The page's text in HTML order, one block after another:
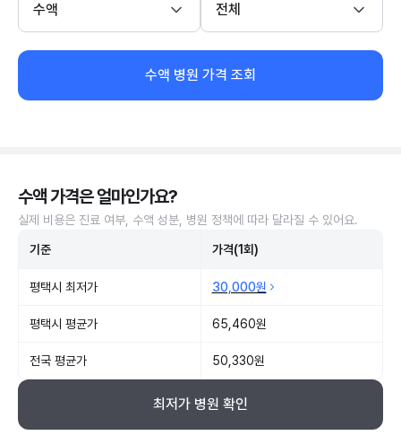
수액 전체
수액 병원 가격 조회
수액 가격은 얼마인가요?
실제 비용은 진료 여부, 수액 성분, 병원 정책에 따라 달라질 수 있어요.
기준 가격(1회)
평택시 최저가 30,000원
평택시 평균가 65,460원
전국 평균가 50,330원
최저가 병원 확인